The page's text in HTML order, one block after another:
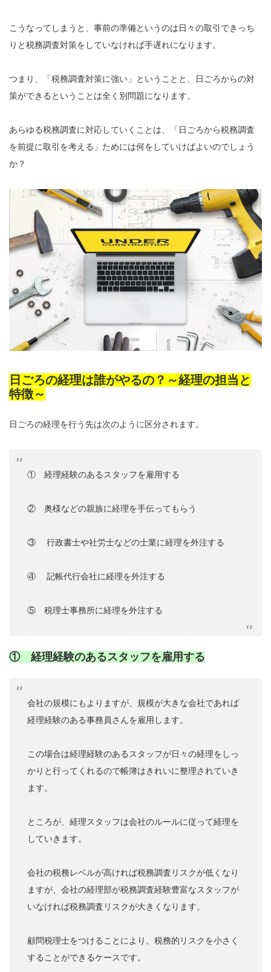
こうなってしまうと、事前の準備というのは日々の取引できっち
りと税務調査対策をしていなければ手遅れになります。
つまり、「税務調査対策に強い」ということと、日ごろからの対
策ができるということは全く別問題になります。
あらゆる税務調査に対応していくことは、「日ごろから税務調査
を前提に取引を考える」ためには何をしていけばよいのでしょう
か？
日ごろの経理は誰がやるの？～経理の担当と
特徴～
日ごろの経理を行う先は次のように区分されます。
① 経理経験のあるスタッフを雇用する
② 奥様などの親族に経理を手伝ってもらう
③ 行政書士や社労士などの士業に経理を外注する
④ 記帳代行会社に経理を外注する
⑤ 税理士事務所に経理を外注する
① 経理経験のあるスタッフを雇用する
会社の規模にもよりますが、規模が大きな会社であれば
経理経験のある事務員さんを雇用します。
この場合は経理経験のあるスタッフが日々の経理をしっ
かりと行ってくれるので帳簿はきれいに整理されていき
ます。
ところが、経理スタッフは会社のルールに従って経理を
していきます。
会社の税務レベルが高ければ税務調査リスクが低くなり
ますが、会社の経理部が税務調査経験豊富なスタッフが
いなければ税務調査リスクが大きくなります。
顧問税理士をつけることにより、税務的リスクを小さく
することができるケースです。